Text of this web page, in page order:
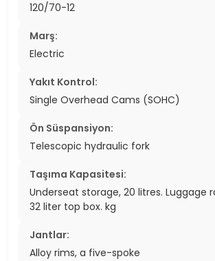
120/70-12
Marş:
Electric
Yakıt Kontrol:
Single Overhead Cams (SOHC)
Ön Süspansiyon:
Telescopic hydraulic fork
Taşıma Kapasitesi:
Underseat storage, 20 litres. Luggage
32 liter top box. kg
Jantlar:
Alloy rims, a five-spoke